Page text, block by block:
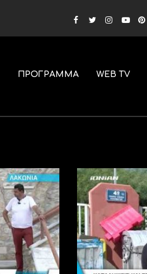
ΠΡΟΓΡΑΜΜΑ WEB TV